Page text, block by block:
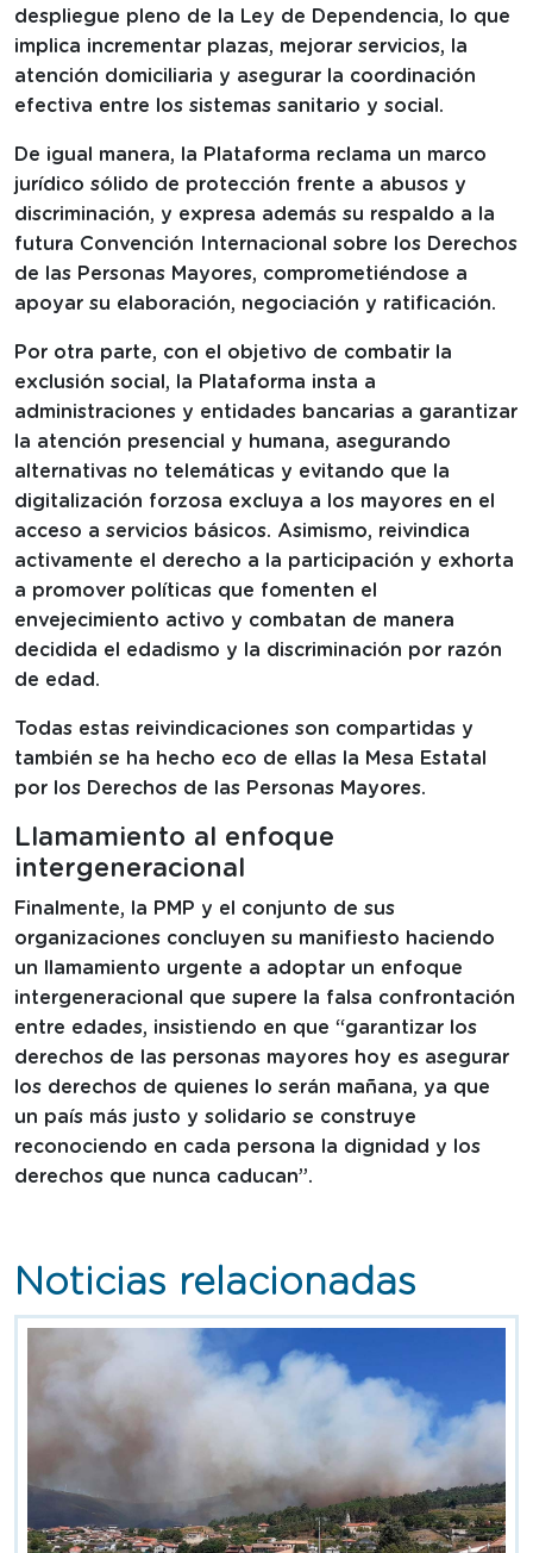
despliegue pleno de la Ley de Dependencia, lo que
implica incrementar plazas, mejorar servicios, la
atención domiciliaria y asegurar la coordinación
efectiva entre los sistemas sanitario y social.
De igual manera, la Plataforma reclama un marco
jurídico sólido de protección frente a abusos y
discriminación, y expresa además su respaldo a la
futura Convención Internacional sobre los Derechos
de las Personas Mayores, comprometiéndose a
apoyar su elaboración, negociación y ratificación.
Por otra parte, con el objetivo de combatir la
exclusión social, la Plataforma insta a
administraciones y entidades bancarias a garantizar
la atención presencial y humana, asegurando
alternativas no telemáticas y evitando que la
digitalización forzosa excluya a los mayores en el
acceso a servicios básicos. Asimismo, reivindica
activamente el derecho a la participación y exhorta
a promover políticas que fomenten el
envejecimiento activo y combatan de manera
decidida el edadismo y la discriminación por razón
de edad.
Todas estas reivindicaciones son compartidas y
también se ha hecho eco de ellas la Mesa Estatal
por los Derechos de las Personas Mayores.
Llamamiento al enfoque
intergeneracional
Finalmente, la PMP y el conjunto de sus
organizaciones concluyen su manifiesto haciendo
un llamamiento urgente a adoptar un enfoque
intergeneracional que supere la falsa confrontación
entre edades, insistiendo en que “garantizar los
derechos de las personas mayores hoy es asegurar
los derechos de quienes lo serán mañana, ya que
un país más justo y solidario se construye
reconociendo en cada persona la dignidad y los
derechos que nunca caducan”.
Noticias relacionadas